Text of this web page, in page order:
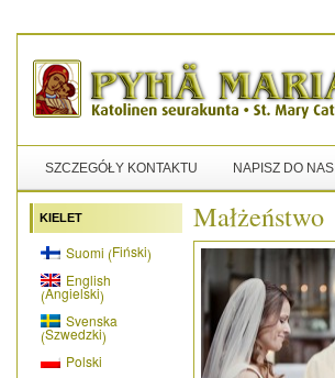
SZCZEGÓŁY KONTAKTU NAPISZ DO NAS
KIELET
Suomi (Fiński)
English
(Angielski)
Svenska
(Szwedzki)
Polski
Małżeństwo